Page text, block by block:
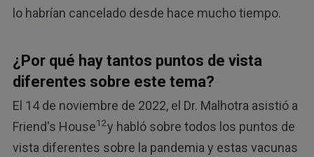
lo habrían cancelado desde hace mucho tiempo.
¿Por qué hay tantos puntos de vista
diferentes sobre este tema?
El 14 de noviembre de 2022, el Dr. Malhotra asistió a
Friend's House12y habló sobre todos los puntos de
vista diferentes sobre la pandemia y estas vacunas